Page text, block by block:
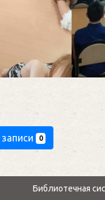
0
Библиотечная